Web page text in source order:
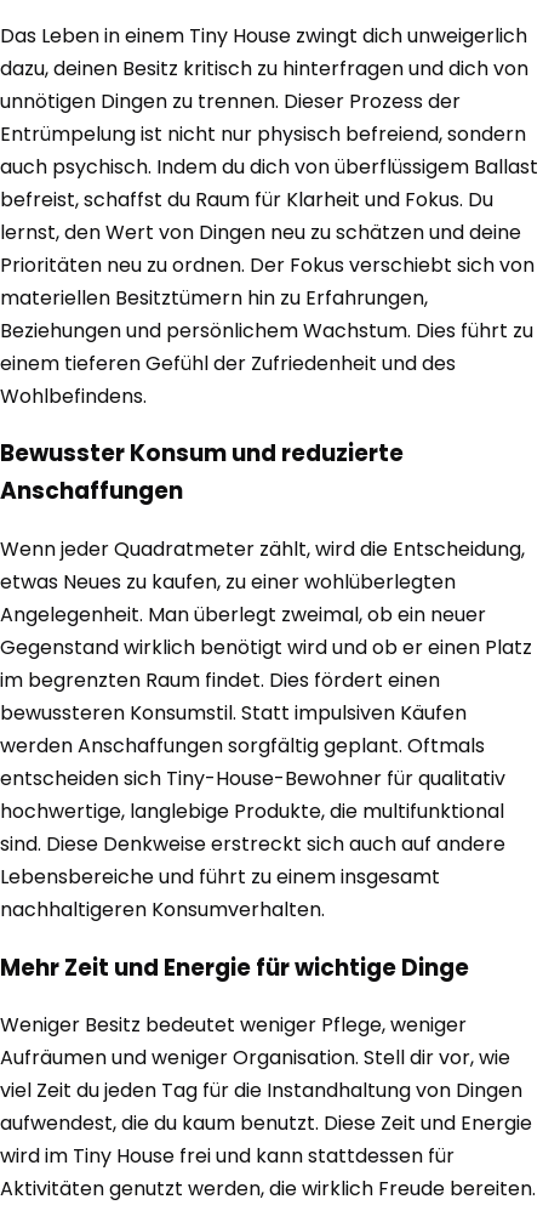
Das Leben in einem Tiny House zwingt dich unweigerlich
dazu, deinen Besitz kritisch zu hinterfragen und dich von
unnötigen Dingen zu trennen. Dieser Prozess der
Entrümpelung ist nicht nur physisch befreiend, sondern
auch psychisch. Indem du dich von überflüssigem Ballast
befreist, schaffst du Raum für Klarheit und Fokus. Du
lernst, den Wert von Dingen neu zu schätzen und deine
Prioritäten neu zu ordnen. Der Fokus verschiebt sich von
materiellen Besitztümern hin zu Erfahrungen,
Beziehungen und persönlichem Wachstum. Dies führt zu
einem tieferen Gefühl der Zufriedenheit und des
Wohlbefindens.
Bewusster Konsum und reduzierte
Anschaffungen
Wenn jeder Quadratmeter zählt, wird die Entscheidung,
etwas Neues zu kaufen, zu einer wohlüberlegten
Angelegenheit. Man überlegt zweimal, ob ein neuer
Gegenstand wirklich benötigt wird und ob er einen Platz
im begrenzten Raum findet. Dies fördert einen
bewussteren Konsumstil. Statt impulsiven Käufen
werden Anschaffungen sorgfältig geplant. Oftmals
entscheiden sich Tiny-House-Bewohner für qualitativ
hochwertige, langlebige Produkte, die multifunktional
sind. Diese Denkweise erstreckt sich auch auf andere
Lebensbereiche und führt zu einem insgesamt
nachhaltigeren Konsumverhalten.
Mehr Zeit und Energie für wichtige Dinge
Weniger Besitz bedeutet weniger Pflege, weniger
Aufräumen und weniger Organisation. Stell dir vor, wie
viel Zeit du jeden Tag für die Instandhaltung von Dingen
aufwendest, die du kaum benutzt. Diese Zeit und Energie
wird im Tiny House frei und kann stattdessen für
Aktivitäten genutzt werden, die wirklich Freude bereiten.